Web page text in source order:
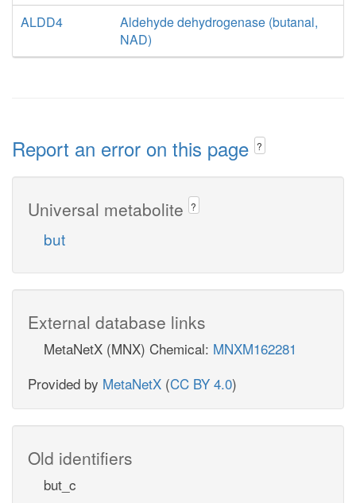
ALDD4
Aldehyde dehydrogenase (butanal,
NAD)
Report an error on this page ?
Universal metabolite ?
but
External database links
MetaNetX (MNX) Chemical: MNXM162281
Provided by MetaNetX (CC BY 4.0)
Old identifiers
but_c